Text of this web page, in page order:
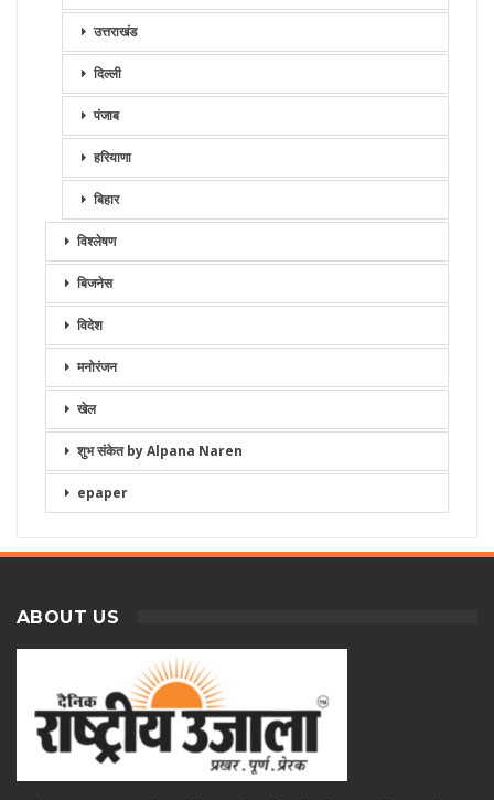
उत्तराखंड
दिल्ली
पंजाब
हरियाणा
बिहार
विश्लेषण
बिजनेस
विदेश
मनोरंजन
खेल
शुभ संकेत by Alpana Naren
epaper
ABOUT US